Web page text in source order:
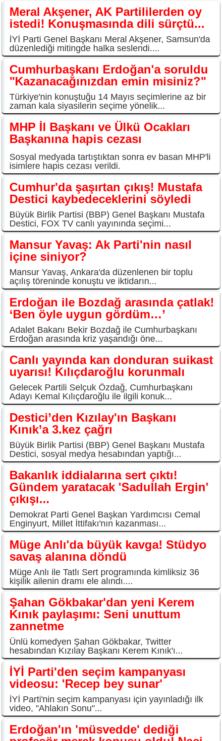
Meral Akşener, AK Partililerden oy
istedi! Konuşmasında dili sürçtü...
İYİ Parti Genel Başkanı Meral Akşener, Samsun'da
düzenlediği mitingde halka seslendi....
Cumhurbaşkanı Erdoğan'a soruldu
"Kazanacağınızdan emin misiniz?"
Türkiye'nin konuştuğu 14 Mayıs seçimlerine az bir
zaman kala siyasilerin seçime yönelik...
MHP İl Başkanı ve Ülkü Ocakları
Başkanına hapis cezası
Sosyal medyada tartıştıktan sonra ev basan MHP'li
isimlere hapis cezası verildi.
Cumhur'da şaşırtan çıkış! Mustafa
Destici kaybedeceklerini söyledi
Büyük Birlik Partisi (BBP) Genel Başkanı Mustafa
Destici, FOX TV canlı yayınında seçimi...
Mansur Yavaş: Ak Parti'nin nasıl
içine siniyor?
Mansur Yavaş, Ankara'da düzenlenen bir toplu
açılış töreninde konuştu ve iktidarın...
Erdoğan ile Bozdağ arasında çatlak!
‘Ben öyle uygun gördüm…’
Adalet Bakanı Bekir Bozdağ ile Cumhurbaşkanı
Erdoğan arasında kriz yaşandığı öne...
Canlı yayında kan donduran suikast
uyarısı! Kılıçdaroğlu korunmalı
Gelecek Partili Selçuk Özdağ, Cumhurbaşkanı
Adayı Kemal Kılıçdaroğlu ile ilgili konuk...
Destici’den Kızılay'ın Başkanı
Kınık’a 3.kez çağrı
Büyük Birlik Partisi (BBP) Genel Başkanı Mustafa
Destici, sosyal medya hesabından yaptığı...
Bakanlık iddialarına sert çıktı!
Gündem yaratacak 'Sadullah Ergin'
çıkışı...
Demokrat Parti Genel Başkan Yardımcısı Cemal
Enginyurt, Millet İttifakı'nın kazanması...
Müge Anlı'da büyük kavga! Stüdyo
savaş alanına döndü
Müge Anlı ile Tatlı Sert programında kimliksiz 36
kişilik ailenin dramı ele alındı....
Şahan Gökbakar'dan yeni Kerem
Kınık paylaşımı: Seni unuttum
zannetme
Ünlü komedyen Şahan Gökbakar, Twitter
hesabından Kızılay Başkanı Kerem Kınık'ı...
İYİ Parti'den seçim kampanyası
videosu: 'Recep bey sunar'
İYİ Parti'nin seçim kampanyası için yayınladığı ilk
video, "Ahlakın Sonu"...
Erdoğan'ın 'müsvedde' dediği